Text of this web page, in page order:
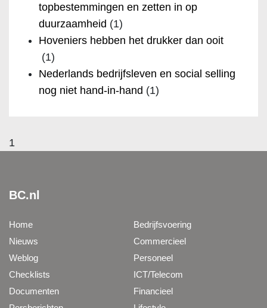
topbestemmingen en zetten in op
duurzaamheid (1)
Hoveniers hebben het drukker dan ooit
(1)
Nederlands bedrijfsleven en social selling
nog niet hand-in-hand (1)
1
BC.nl
Home
Nieuws
Weblog
Checklists
Documenten
Bedrijfsvoering
Commercieel
Personeel
ICT/Telecom
Financieel